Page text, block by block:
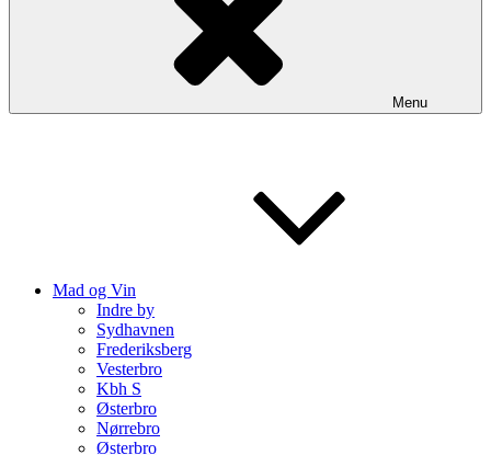
Menu
Mad og Vin
Indre by
Sydhavnen
Frederiksberg
Vesterbro
Kbh S
Østerbro
Nørrebro
Østerbro